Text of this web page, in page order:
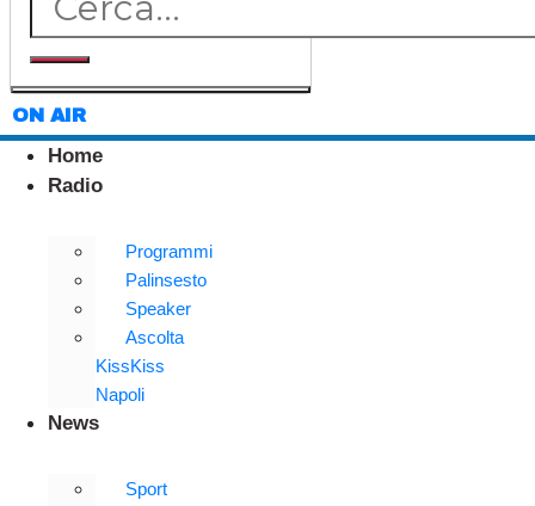
ON AIR
Home
Radio
Programmi
Palinsesto
Speaker
Ascolta
KissKiss
Napoli
News
Sport